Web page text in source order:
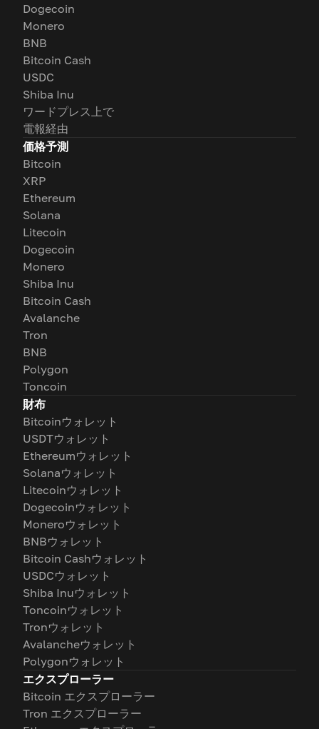
Dogecoin
Monero
BNB
Bitcoin Cash
USDC
Shiba Inu
ワードプレス上で
電報経由
価格予測
Bitcoin
XRP
Ethereum
Solana
Litecoin
Dogecoin
Monero
Shiba Inu
Bitcoin Cash
Avalanche
Tron
BNB
Polygon
Toncoin
財布
Bitcoinウォレット
USDTウォレット
Ethereumウォレット
Solanaウォレット
Litecoinウォレット
Dogecoinウォレット
Moneroウォレット
BNBウォレット
Bitcoin Cashウォレット
USDCウォレット
Shiba Inuウォレット
Toncoinウォレット
Tronウォレット
Avalancheウォレット
Polygonウォレット
エクスプローラー
Bitcoin エクスプローラー
Tron エクスプローラー